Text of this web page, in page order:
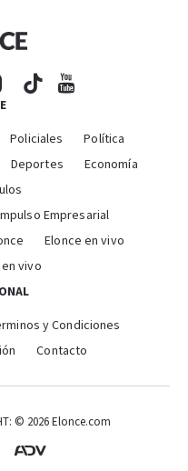
Policiales
Política
Deportes
Economía
Empresarial
Elonce en vivo
vivo
y Condiciones
Contacto
© 2026 Elonce.com